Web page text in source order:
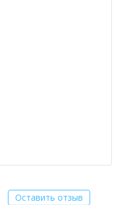
Оставить отзыв